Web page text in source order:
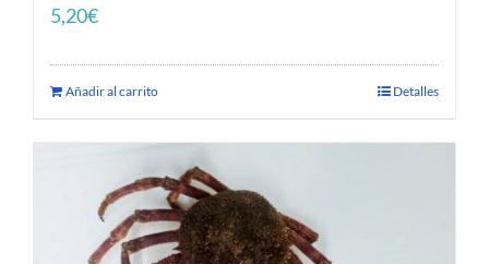
5,20€
Añadir al carrito Detalles